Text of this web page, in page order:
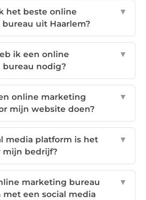
het beste online
uit Haarlem?
▼
ik een online
nodig?
▼
online marketing
mijn website doen?
▼
media platform is het
mijn bedrijf?
▼
marketing bureau
een social media
▼